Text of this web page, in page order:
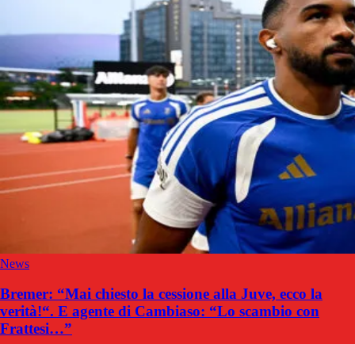
News
Bremer: “Mai chiesto la cessione alla Juve, ecco la
verità!“. E agente di Cambiaso: “Lo scambio con
Frattesi…”